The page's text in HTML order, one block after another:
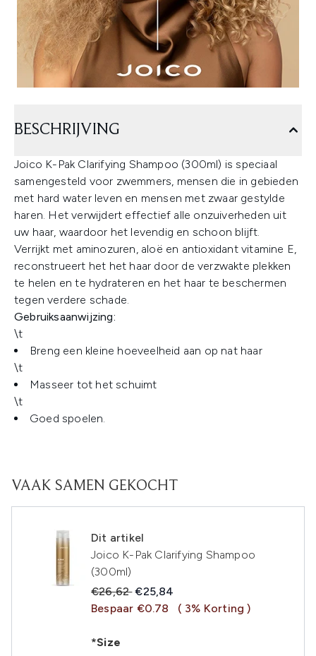
BESCHRIJVING
Joico K-Pak Clarifying Shampoo (300ml) is speciaal
samengesteld voor zwemmers, mensen die in gebieden
met hard water leven en mensen met zwaar gestylde
haren. Het verwijdert effectief alle onzuiverheden uit
uw haar, waardoor het levendig en schoon blijft.
Verrijkt met aminozuren, aloë en antioxidant vitamine E,
reconstrueert het het haar door de verzwakte plekken
te helen en te hydrateren en het haar te beschermen
tegen verdere schade.
Gebruiksaanwijzing:
\t
Breng een kleine hoeveelheid aan op nat haar
\t
Masseer tot het schuimt
\t
Goed spoelen.
VAAK SAMEN GEKOCHT
Dit artikel
Joico K-Pak Clarifying Shampoo
(300ml)
Recommended Retail Price:
€26,62Huidige prijs:
€25,84
Bespaar €0.78
( 3% Korting )
*Size